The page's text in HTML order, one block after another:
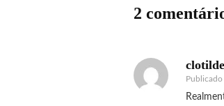
2
Publicado